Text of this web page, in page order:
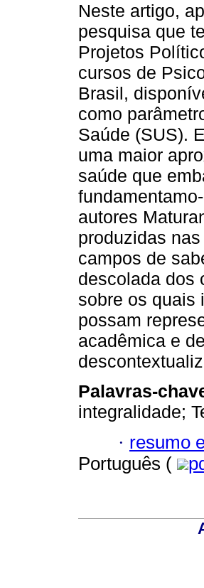
Neste artigo,
pesquisa que
Projetos
cursos de
Brasil,
como
Saúde (SUS).
uma maior
saúde que
autores
produzidas
campos de
descolada dos
sobre os quais
possam
acadêmica e
Palavras-
integralidade;
· resumo
Português (